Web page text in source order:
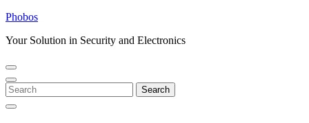
Skip
content
Phobos
Your Solution in Security and Electronics
Open
Menu
Close
Menu
Search
for:
Search